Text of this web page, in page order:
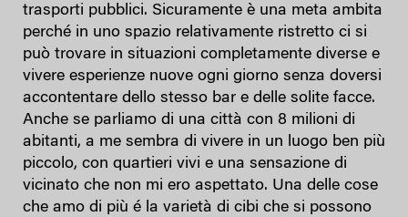
trasporti pubblici. Sicuramente è una meta ambita
perché in uno spazio relativamente ristretto ci si
può trovare in situazioni completamente diverse e
vivere esperienze nuove ogni giorno senza doversi
accontentare dello stesso bar e delle solite facce.
Anche se parliamo di una città con 8 milioni di
abitanti, a me sembra di vivere in un luogo ben più
piccolo, con quartieri vivi e una sensazione di
vicinato che non mi ero aspettato. Una delle cose
che amo di più é la varietà di cibi che si possono